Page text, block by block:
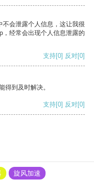
会泄露个人信息，这让我很
经常会出现个人信息泄露的
支持[0] 反对[0]
得到及时解决。
支持[0] 反对[0]
旋风加速